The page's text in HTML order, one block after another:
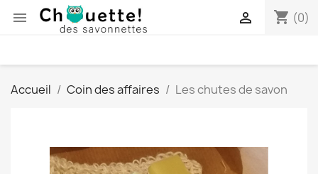
 shopping_cart (0)

Accueil Coin des affaires Les chutes de savon